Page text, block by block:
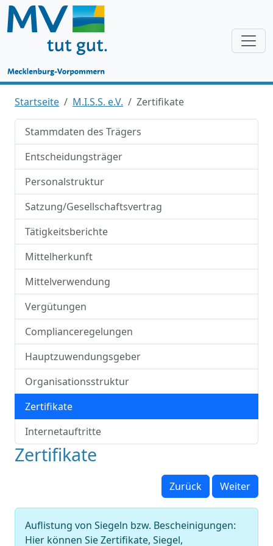
Startseite M.I.S.S. e.V. Zertifikate
Stammdaten des Trägers
Entscheidungsträger
Personalstruktur
Satzung/Gesellschaftsvertrag
Tätigkeitsberichte
Mittelherkunft
Mittelverwendung
Vergütungen
Complianceregelungen
Hauptzuwendungsgeber
Organisationsstruktur
Zertifikate
Internetauftritte
Zertifikate
Zurück Weiter
Auflistung von Siegeln bzw. Bescheinigungen:
Hier können Sie Zertifikate, Siegel,